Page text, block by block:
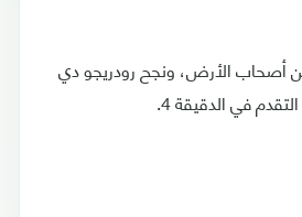
أصحاب الأرض، ونجح رودريجو دي
في الدقيقة 4.